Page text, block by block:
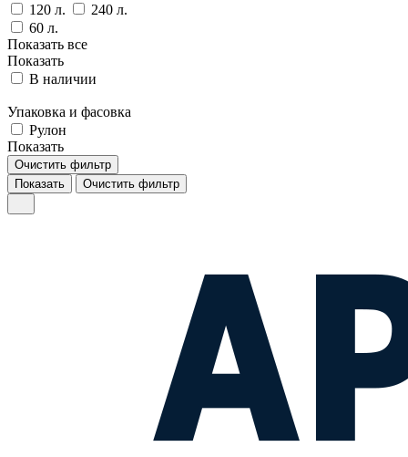
120 л.
240 л.
60 л.
Показать все
Показать
В наличии
Упаковка и фасовка
Рулон
Показать
Очистить фильтр
Показать
Очистить фильтр